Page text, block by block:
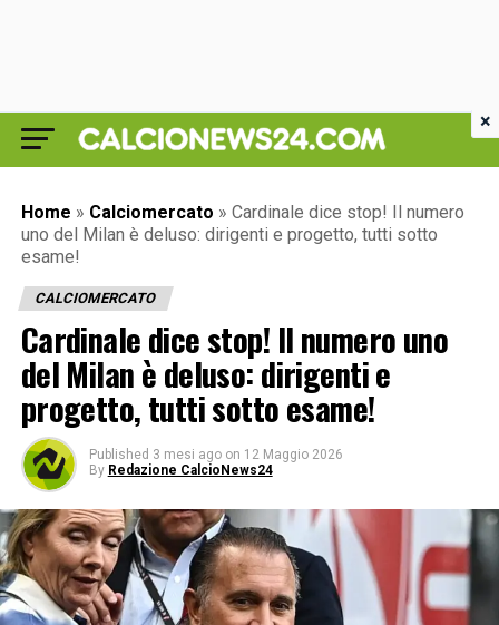
Home » Calciomercato » Cardinale dice stop! Il numero
uno del Milan è deluso: dirigenti e progetto, tutti sotto
esame!
CALCIOMERCATO
Cardinale dice stop! Il numero uno
del Milan è deluso: dirigenti e
progetto, tutti sotto esame!
Published 3 mesi ago on 12 Maggio 2026
By Redazione CalcioNews24
×